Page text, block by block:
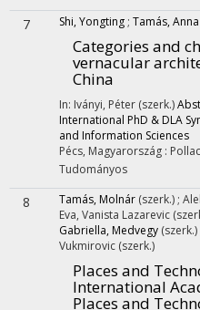
7 Shi, Yongting ; Tamás,
Categories and
vernacular
China
In: Iványi, Péter (szerk.)
International PhD & DLA
and Information Sciences
Pécs, Magyarország :
Tudományos
8 Tamás, Molnár (szerk.) ;
Eva, Vanista Lazarevic
Gabriella, Medvegy (szerk.)
Vukmirovic (szerk.)
Places and
International
Places and